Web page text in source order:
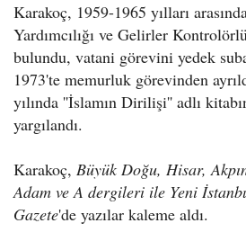
Karakoç, 1959-1965 yılları
Yardımcılığı ve Gelirler
bulundu, vatani görevini yedek
1973'te memurluk görevinden
yılında ''İslamın Dirilişi'' adlı
yargılandı.
Karakoç, Büyük Doğu, Hisar,
Adam ve A dergileri ile Yeni
Gazete'de yazılar kaleme aldı.